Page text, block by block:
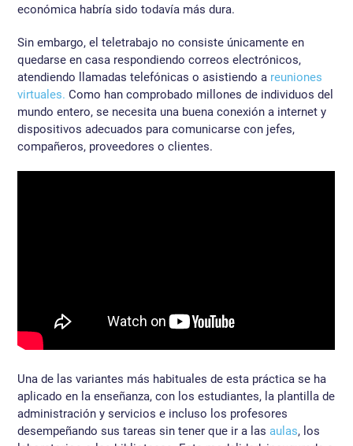
económica habría sido todavía más dura.
Sin embargo, el teletrabajo no consiste únicamente en
quedarse en casa respondiendo correos electrónicos,
atendiendo llamadas telefónicas o asistiendo a reuniones
virtuales. Como han comprobado millones de individuos del
mundo entero, se necesita una buena conexión a internet y
dispositivos adecuados para comunicarse con jefes,
compañeros, proveedores o clientes.
Una de las variantes más habituales de esta práctica se ha
aplicado en la enseñanza, con los estudiantes, la plantilla de
administración y servicios e incluso los profesores
desempeñando sus tareas sin tener que ir a lasaulas, los